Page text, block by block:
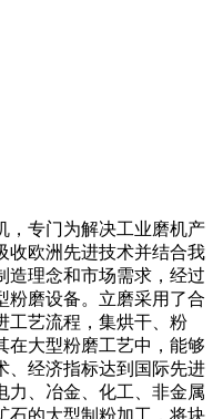
，专门为解决工业磨机产
收欧洲先进技术并结合我
造理念和市场需求，经过
粉磨设备。立磨采用了合
工艺流程，集烘干、粉
在大型粉磨工艺中，能够
、经济指标达到国际先进
力、冶金、化工、非金属
石的大型制粉加工，将块